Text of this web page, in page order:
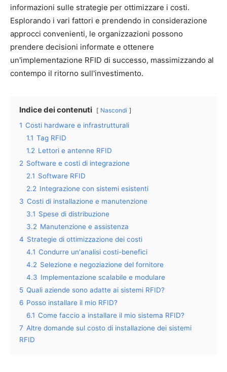
informazioni sulle strategie per ottimizzare i costi.
Esplorando i vari fattori e prendendo in considerazione
approcci convenienti, le organizzazioni possono
prendere decisioni informate e ottenere
un'implementazione RFID di successo, massimizzando al
contempo il ritorno sull'investimento.
Indice dei contenuti Nascondi
1 Costi hardware e infrastrutturali
1.1 Tag RFID
1.2 Lettori e antenne RFID
2 Software e costi di integrazione
2.1 Software RFID
2.2 Integrazione con sistemi esistenti
3 Costi di installazione e manutenzione
3.1 Spese di distribuzione
3.2 Manutenzione e assistenza
4 Strategie di ottimizzazione dei costi
4.1 Condurre un'analisi costi-benefici
4.2 Selezione e negoziazione del fornitore
4.3 Implementazione scalabile e modulare
5 Quali aziende sono adatte ai sistemi RFID?
6 Posso installare il mio RFID?
6.1 Come faccio a installare il mio sistema RFID?
7 Altre domande sul costo di installazione dei sistemi
RFID